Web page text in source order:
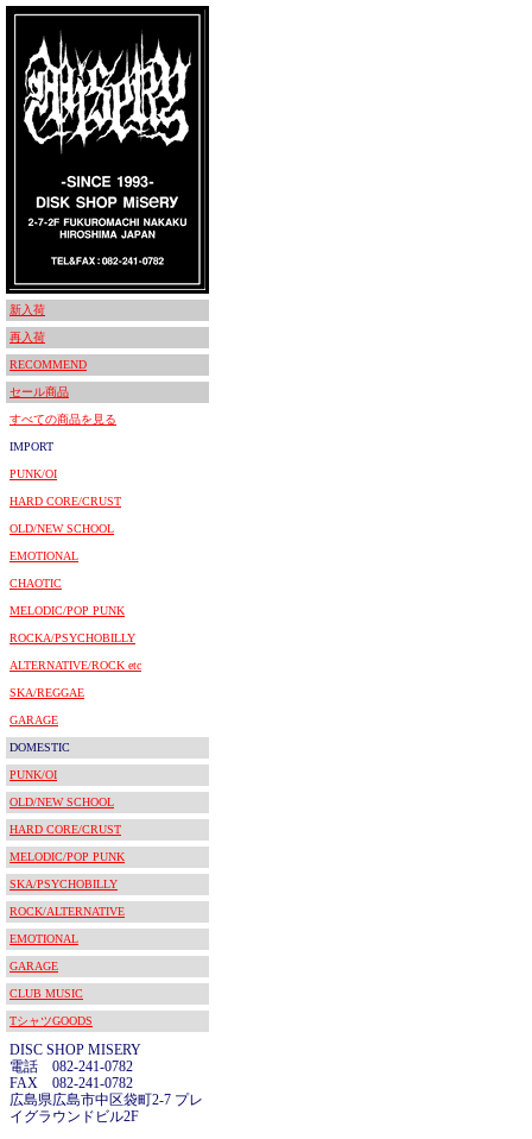
新入荷
再入荷
RECOMMEND
セール商品
すべての商品を見る
IMPORT
PUNK/OI
HARD CORE/CRUST
OLD/NEW SCHOOL
EMOTIONAL
CHAOTIC
MELODIC/POP PUNK
ROCKA/PSYCHOBILLY
ALTERNATIVE/ROCK etc
SKA/REGGAE
GARAGE
DOMESTIC
PUNK/OI
OLD/NEW SCHOOL
HARD CORE/CRUST
MELODIC/POP PUNK
SKA/PSYCHOBILLY
ROCK/ALTERNATIVE
EMOTIONAL
GARAGE
CLUB MUSIC
TシャツGOODS
DISC SHOP MISERY
電話 082-241-0782
FAX 082-241-0782
広島県広島市中区袋町2-7 プレ
イグラウンドビル2F